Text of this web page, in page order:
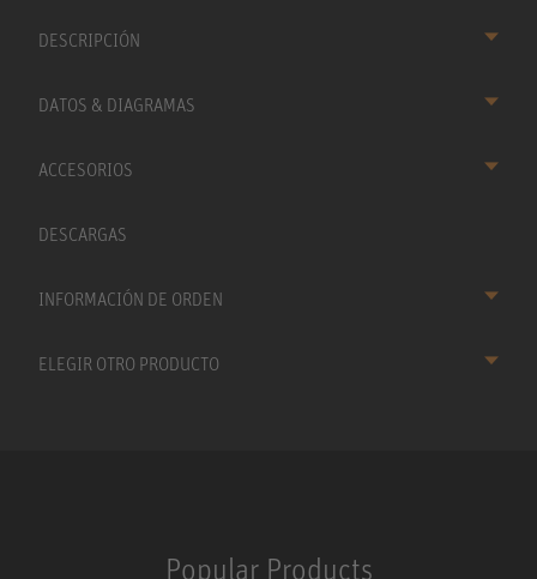
DESCRIPCIÓN
DATOS & DIAGRAMAS
ACCESORIOS
DESCARGAS
INFORMACIÓN DE ORDEN
ELEGIR OTRO PRODUCTO
Popular Products